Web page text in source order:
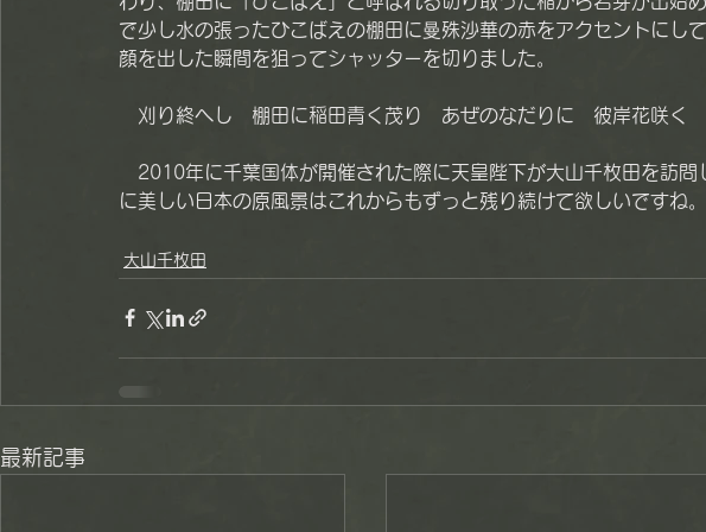
で少し水の張ったひこばえの棚田に曼殊沙華の赤をアクセントにし
顔を出した瞬間を狙ってシャッターを切りました。
刈り終へし　棚田に稲田青く茂り　あぜのなだりに　彼岸花咲く
2010年に千葉国体が開催された際に天皇陛下が大山千枚田を訪問
に美しい日本の原風景はこれからもずっと残り続けて欲しいですね。
大山千枚田
最新記事